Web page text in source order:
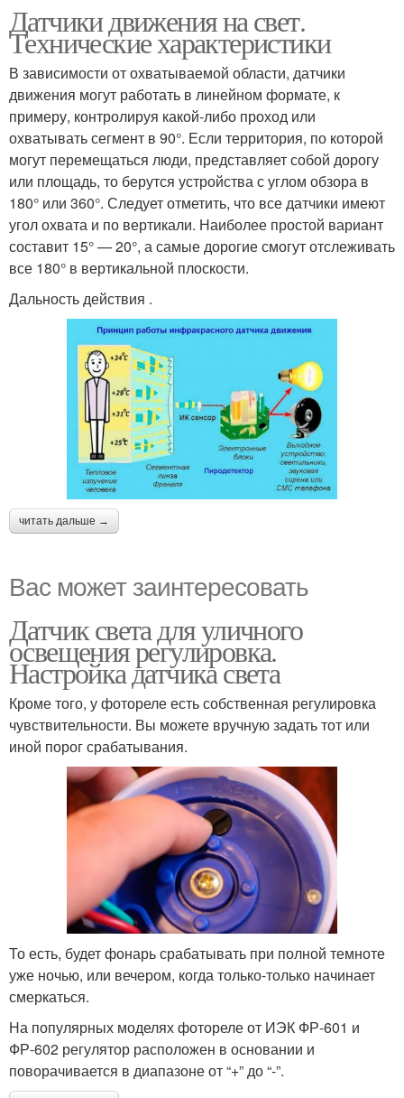
Датчики движения на свет.
Технические характеристики
В зависимости от охватываемой области, датчики
движения могут работать в линейном формате, к
примеру, контролируя какой-либо проход или
охватывать сегмент в 90°. Если территория, по которой
могут перемещаться люди, представляет собой дорогу
или площадь, то берутся устройства с углом обзора в
180° или 360°. Следует отметить, что все датчики имеют
угол охвата и по вертикали. Наиболее простой вариант
составит 15° — 20°, а самые дорогие смогут отслеживать
все 180° в вертикальной плоскости.
Дальность действия .
читать дальше →
Вас может заинтересовать
Датчик света для уличного
освещения регулировка.
Настройка датчика света
Кроме того, у фотореле есть собственная регулировка
чувствительности. Вы можете вручную задать тот или
иной порог срабатывания.
То есть, будет фонарь срабатывать при полной темноте
уже ночью, или вечером, когда только-только начинает
смеркаться.
На популярных моделях фотореле от ИЭК ФР-601 и
ФР-602 регулятор расположен в основании и
поворачивается в диапазоне от “+” до “-”.